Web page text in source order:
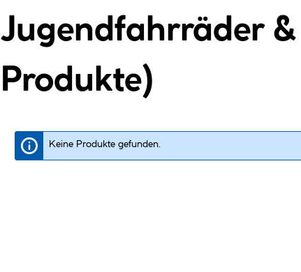
Jugendfahrräder &
Produkte)
Keine Produkte gefunden.